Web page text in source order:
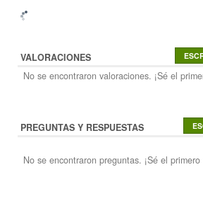
VALORACIONES
No se encontraron valoraciones. ¡Sé el
PREGUNTAS Y RESPUESTAS
No se encontraron preguntas. ¡Sé el